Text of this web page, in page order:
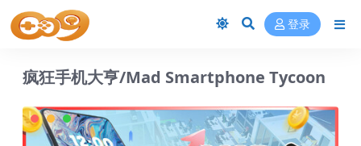
登录
疯狂手机大亨/Mad Smartphone Tycoon